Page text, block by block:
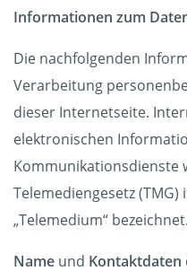
Informationen zum
Die nachfolgenden
Verarbeitung
dieser Internetseite.
elektronischen
Kommunikationsdienste
Telemediengesetz (TMG)
„Telemedium“ bezeichnet.
Name und Kontaktdaten